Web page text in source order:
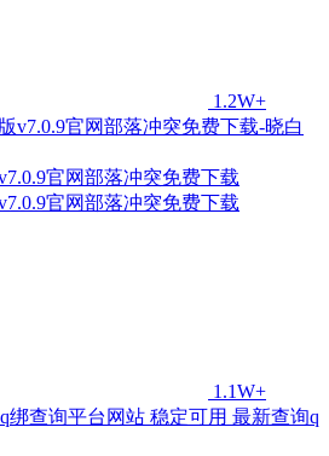
1.2W+
官网部落冲突免费下载
官网部落冲突免费下载
1.1W+